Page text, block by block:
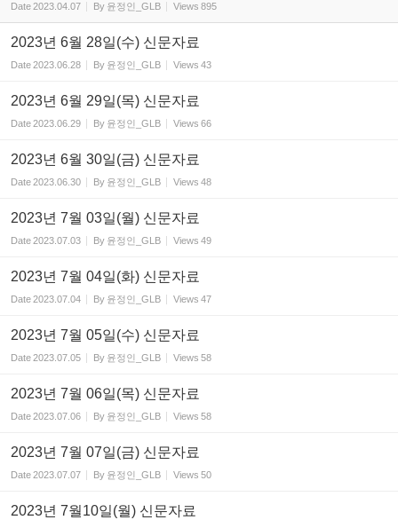
Date2023.04.07 By 윤정인_GLB Views 895
2023년 6월 28일(수) 신문자료
Date2023.06.28 By 윤정인_GLB Views 43
2023년 6월 29일(목) 신문자료
Date2023.06.29 By 윤정인_GLB Views 66
2023년 6월 30일(금) 신문자료
Date2023.06.30 By 윤정인_GLB Views 48
2023년 7월 03일(월) 신문자료
Date2023.07.03 By 윤정인_GLB Views 49
2023년 7월 04일(화) 신문자료
Date2023.07.04 By 윤정인_GLB Views 47
2023년 7월 05일(수) 신문자료
Date2023.07.05 By 윤정인_GLB Views 58
2023년 7월 06일(목) 신문자료
Date2023.07.06 By 윤정인_GLB Views 58
2023년 7월 07일(금) 신문자료
Date2023.07.07 By 윤정인_GLB Views 50
2023년 7월10일(월) 신문자료